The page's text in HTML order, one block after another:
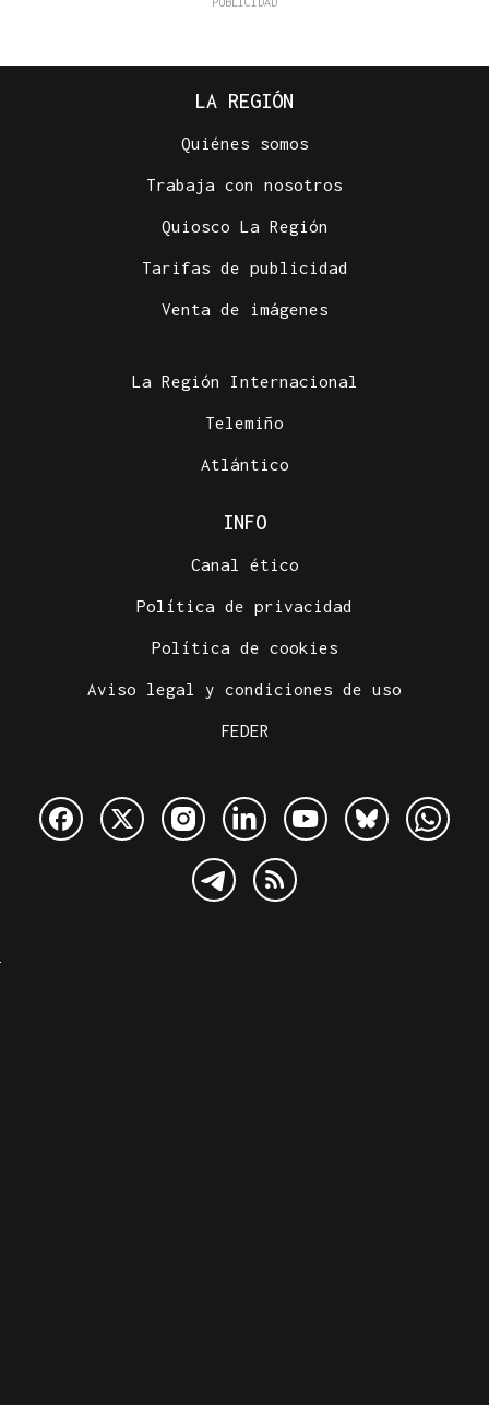
LA REGIÓN
Quiénes somos
Trabaja con nosotros
Quiosco La Región
Tarifas de publicidad
Venta de imágenes
La Región Internacional
Telemiño
Atlántico
INFO
Canal ético
Política de privacidad
Política de cookies
Aviso legal y condiciones de uso
FEDER